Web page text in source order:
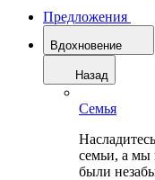
Предложения
Вдохновение
Назад
Семья
семьи, а мы
были